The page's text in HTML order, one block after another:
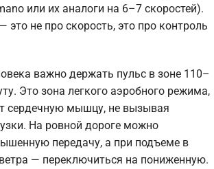
или их аналоги на 6–7 скоростей).
это не про скорость, это про контроль
важно держать пульс в зоне 110–
Это зона легкого аэробного режима,
сердечную мышцу, не вызывая
На ровной дороге можно
передачу, а при подъеме в
— переключиться на пониженную.